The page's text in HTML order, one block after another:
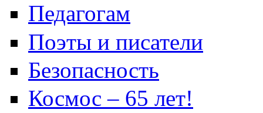
Педагогам
Поэты и писатели
Безопасность
Космос – 65 лет!